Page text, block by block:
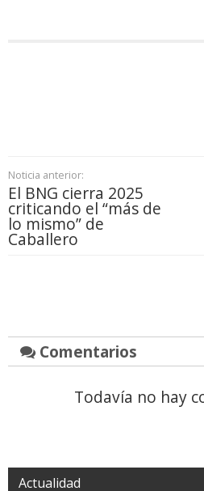
Noticia anterior:
El BNG cierra 2025
criticando el “más de
lo mismo” de
Caballero
Comentarios
Todavía no hay
Actualidad